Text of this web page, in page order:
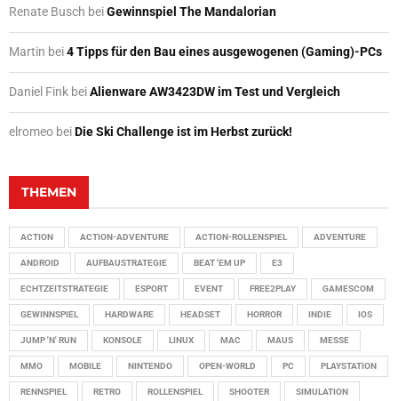
Renate Busch beiGewinnspiel The Mandalorian
Martin bei4 Tipps für den Bau eines ausgewogenen (Gaming)-PCs
Daniel Fink beiAlienware AW3423DW im Test und Vergleich
elromeo beiDie Ski Challenge ist im Herbst zurück!
THEMEN
ACTION ACTION-ADVENTURE ACTION-ROLLENSPIEL ADVENTURE
ANDROID AUFBAUSTRATEGIE BEAT 'EM UP E3
ECHTZEITSTRATEGIE ESPORT EVENT FREE2PLAY GAMESCOM
GEWINNSPIEL HARDWARE HEADSET HORROR INDIE IOS
JUMP 'N' RUN KONSOLE LINUX MAC MAUS MESSE
MMO MOBILE NINTENDO OPEN-WORLD PC PLAYSTATION
RENNSPIEL RETRO ROLLENSPIEL SHOOTER SIMULATION